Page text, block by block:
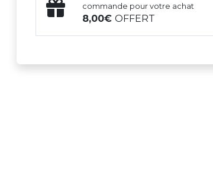
commande pour votre achat
8,00OFFERT